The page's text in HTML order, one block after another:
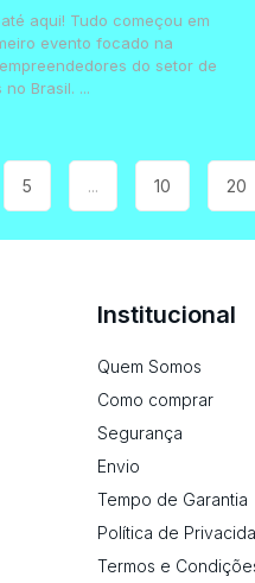
aqui! Tudo começou em
evento focado na
do setor de
Brasil. ...
5 ... 10 20
Institucional
Quem Somos
Como comprar
Segurança
Envio
Tempo de Garantia
Política de
Termos e